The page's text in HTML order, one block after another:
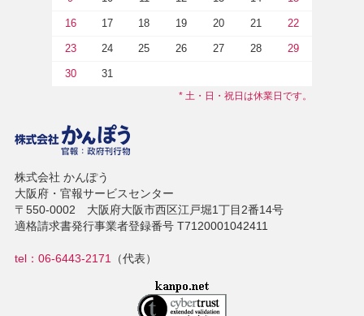
16 17 18 19 20 21 22
23 24 25 26 27 28 29
30 31
* 土・日・祝日は休業日です。
株式会社 かんぽう
大阪府・官報サービスセンター
〒550-0002 大阪府大阪市西区江戸堀1丁目2番14号
適格請求書発行事業者登録番号 T7120001042411
tel：06-6443-2171 （代表）